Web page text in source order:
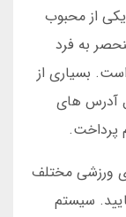
از محبوب
به فرد
بسیاری از
آدرس های
پرداخت.
ورزشی مختلف
سیستم